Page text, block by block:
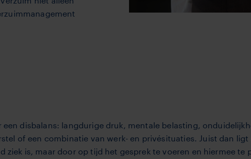
disbalans: langdurige druk, mentale belasting,
of een combinatie van werk- en privésituaties. Juist dan
is, maar door op tijd het gesprek te voeren en hiermee te